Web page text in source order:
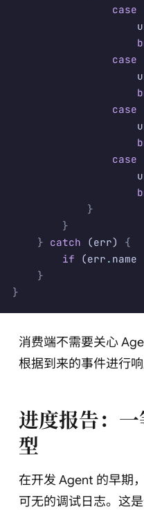
                case
                case
                case
                case
            }
        }
    }
catch (err) {
        if
(err . name
    }
}
消费端不需要关心
根据到来的事件进行响
进度报告：
型
在开发 Agent 的早期
可无的调试日志。这是